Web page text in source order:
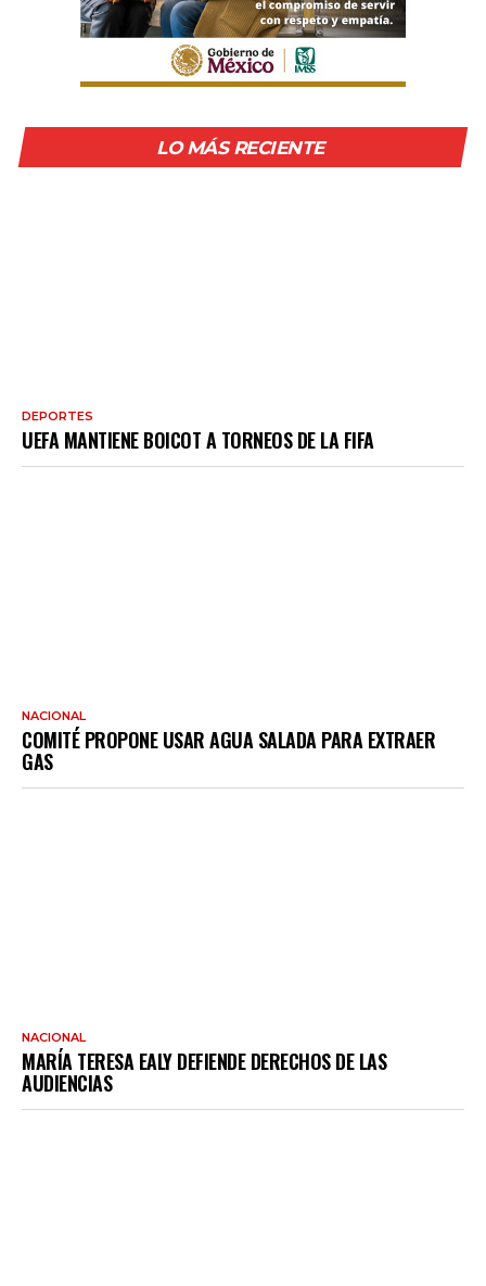
LO MÁS RECIENTE
DEPORTES
UEFA MANTIENE BOICOT A TORNEOS DE LA FIFA
NACIONAL
COMITÉ PROPONE USAR AGUA SALADA PARA EXTRAER
GAS
NACIONAL
MARÍA TERESA EALY DEFIENDE DERECHOS DE LAS
AUDIENCIAS